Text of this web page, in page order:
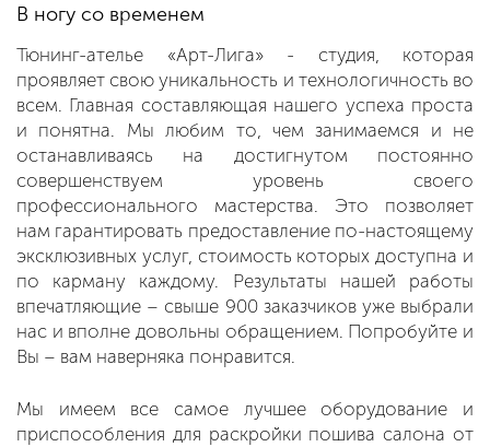
В ногу со временем
Тюнинг-ателье «Арт-Лига» - студия, которая
проявляет свою уникальность и технологичность во
всем. Главная составляющая нашего успеха проста
и понятна. Мы любим то, чем занимаемся и не
останавливаясь на достигнутом постоянно
совершенствуем уровень своего
профессионального мастерства. Это позволяет
нам гарантировать предоставление по-настоящему
эксклюзивных услуг, стоимость которых доступна и
по карману каждому. Результаты нашей работы
впечатляющие – свыше 900 заказчиков уже выбрали
нас и вполне довольны обращением. Попробуйте и
Вы – вам наверняка понравится.
Мы имеем все самое лучшее оборудование и
приспособления для раскройки пошива салона от